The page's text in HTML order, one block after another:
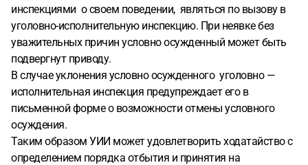
инспекциями о своем поведении, являться по вызову в
уголовно-исполнительную инспекцию. При неявке без
уважительных причин условно осужденный может быть
подвергнут приводу.
В случае уклонения условно осужденного уголовно —
исполнительная инспекция предупреждает его в
письменной форме о возможности отмены условного
осуждения.
Таким образом УИИ может удовлетворить ходатайство с
определением порядка отбытия и принятия на